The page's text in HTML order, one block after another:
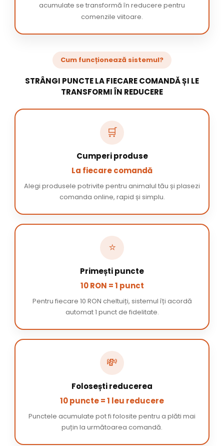
acumulate se transformă în reducere pentru
comenzile viitoare.
Cum funcționează sistemul?
STRÂNGI PUNCTE LA FIECARE COMANDĂ ȘI LE
TRANSFORMI ÎN REDUCERE
🛒
Cumperi produse
La fiecare comandă
Alegi produsele potrivite pentru animalul tău și plasezi
comanda online, rapid și simplu.
⭐
Primești puncte
10 RON = 1 punct
Pentru fiecare 10 RON cheltuiți, sistemul îți acordă
automat 1 punct de fidelitate.
💸
Folosești reducerea
10 puncte = 1 leu reducere
Punctele acumulate pot fi folosite pentru a plăti mai
puțin la următoarea comandă.